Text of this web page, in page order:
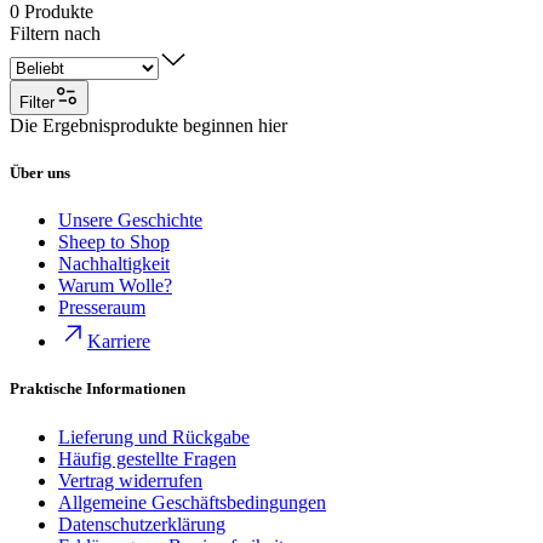
0 Produkte
Filtern nach
Filter
Die Ergebnisprodukte beginnen hier
Über uns
Unsere Geschichte
Sheep to Shop
Nachhaltigkeit
Warum Wolle?
Presseraum
Karriere
Praktische Informationen
Lieferung und Rückgabe
Häufig gestellte Fragen
Vertrag widerrufen
Allgemeine Geschäftsbedingungen
Datenschutzerklärung